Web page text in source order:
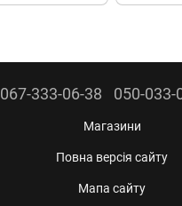
067-333-06-38 050-033-
Магазини
Повна версія сайту
Мапа сайту